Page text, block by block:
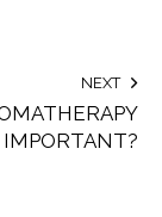
NEXT
IMPORTANT?